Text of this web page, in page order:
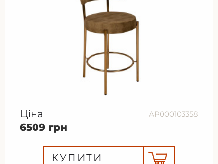
Ціна АР000103358
6509 грн
КУПИТИ